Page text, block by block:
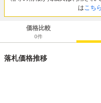
はこちら
価格比較
0件
落札価格推移